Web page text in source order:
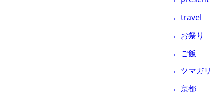
travel
お祭り
ご飯
ツマガリ
京都